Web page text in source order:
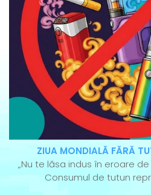
ZIUA MONDIALĂ FĂRĂ
„Nu te lăsa indus în eroare
Consumul de tutun